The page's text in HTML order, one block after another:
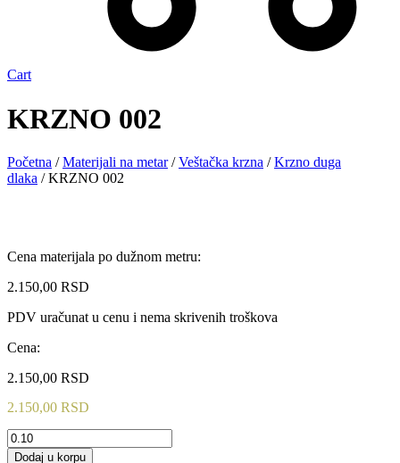
Cart
KRZNO 002
Početna /Materijali na metar/Veštačka krzna /Krzno duga
dlaka / KRZNO 002
Cena materijala po dužnom metru:
2.150,00 RSD
PDV uračunat u cenu i nema skrivenih troškova
Cena:
2.150,00 RSD
2.150,00 RSD
KRZNO
002Dodaj u korpu